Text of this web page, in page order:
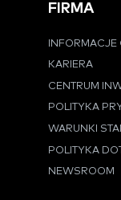
FIRMA
INFORMACJE
KARIERA
CENTRUM
POLITYKA
WARUNKI
POLITYKA
NEWSROOM